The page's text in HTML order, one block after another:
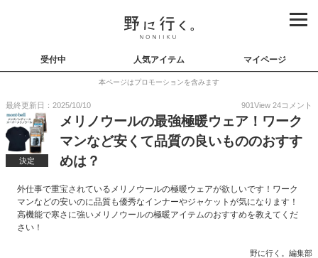
受付中 人気アイテム マイページ
本ページはプロモーションを含みます
最終更新日：2025/10/10 901View 24コメント
決定
メリノウールの最強極暖ウェア！ワーク
マンなど安くて品質の良いもののおすす
めは？
外仕事で重宝されているメリノウールの極暖ウェアが欲しいです！ワーク
マンなどの安いのに品質も優秀なインナーやジャケットが気になります！
高機能で寒さに強いメリノウールの極暖アイテムのおすすめを教えてくだ
さい！
野に行く。編集部